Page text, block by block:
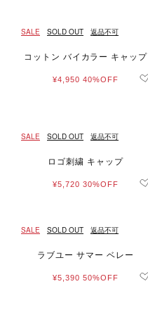
SALE SOLD OUT 返品不可
コットン バイカラー キャップ
¥4,950 40%OFF
SALE SOLD OUT 返品不可
ロゴ刺繍 キャップ
¥5,720 30%OFF
SALE SOLD OUT 返品不可
ラブユー サマー ベレー
¥5,390 50%OFF